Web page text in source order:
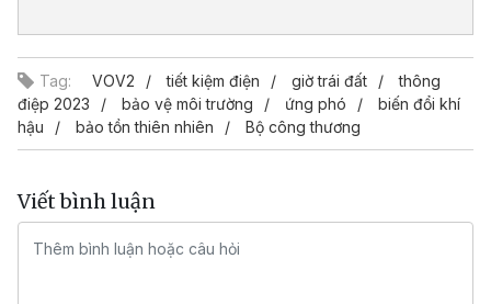
Tag: VOV2 tiết kiệm điện giờ trái đất
thông
điệp 2023
bảo vệ môi trường ứng phó
biến đổi khí
hậu
bảo tồn thiên nhiên Bộ công thương
Viết bình luận